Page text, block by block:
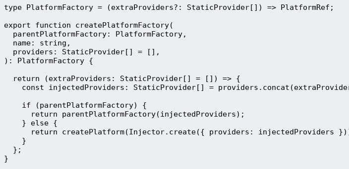
type PlatformFactory = (extraProviders?: StaticProvider[]) => PlatformRef;
export function createPlatformFactory(
  parentPlatformFactory: PlatformFactory,
  name: string,
  providers: StaticProvider[] = [],
): PlatformFactory {
  return (extraProviders: StaticProvider[] = []) => {
const injectedProviders: StaticProvider[] =
    if (parentPlatformFactory) {
      return parentPlatformFactory(injectedProviders);
    } else {
return createPlatform(Injector.create({ providers: injectedProviders
    }
  };
}